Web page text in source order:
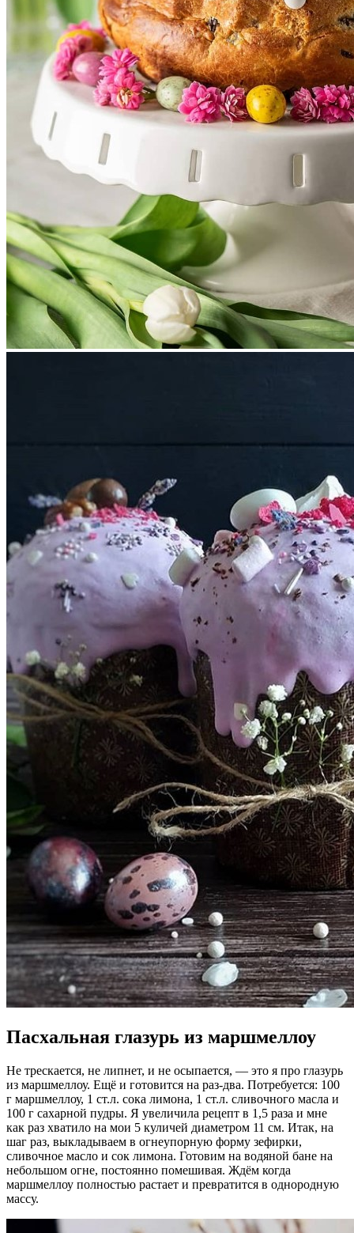
Пасхальная глазурь из маршмеллоу
Не трескается, не липнет, и не осыпается, — это я про глазурь
из маршмеллоу. Ещё и готовится на раз-два. Потребуется: 100
г маршмеллоу, 1 ст.л. сока лимона, 1 ст.л. сливочного масла и
100 г сахарной пудры. Я увеличила рецепт в 1,5 раза и мне
как раз хватило на мои 5 куличей диаметром 11 см. Итак, на
шаг раз, выкладываем в огнеупорную форму зефирки,
сливочное масло и сок лимона. Готовим на водяной бане на
небольшом огне, постоянно помешивая. Ждём когда
маршмеллоу полностью растает и превратится в однородную
массу.